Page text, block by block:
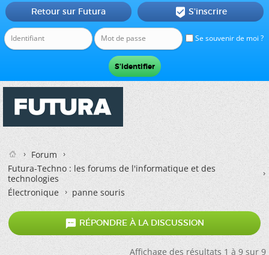
Se souvenir de moi ?
Retour sur Futura  S'inscrire
Forum
Futura-Techno : les forums de l'informatique et des
technologies
Électronique
panne souris
 RÉPONDRE À LA DISCUSSION
Affichage des résultats 1 à 9 sur 9